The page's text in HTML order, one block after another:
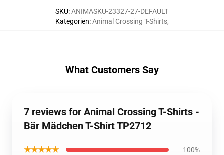
SKU:ANIMASKU-23327-27-DEFAULT
Kategorien:Animal Crossing T-Shirts,
What Customers Say
7 reviews for Animal Crossing T-Shirts -
Bär Mädchen T-Shirt TP2712
★★★★★ 100%